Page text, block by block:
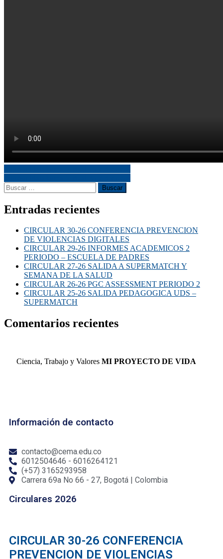
Entradas recientes
CIRCULAR 30-26 CONFERENCIA PREVENCION
DE VIOLENCIAS DIGITALES
CIRCULAR 29-26 INFORMES ACADEMICOS 2
PERIODO – ESCUELA DE PADRES
CIRCULAR 27-26 SALIDA A SUPERMATCH Y
SEMANA DE LA SALUD
CIRCULAR 26-26 PGC ASSESSMENT PERIODO 2
CIRCULAR 25-26 SALIDA PEDAGOGICA UDS –
SUPERMATCH
Comentarios recientes
Ciencia, Trabajo y Valores MI PROYECTO DE VIDA
Información de contacto
contacto@cema.edu.co
6012504646 - 6016264121
(+57) 3165293958
Carrera 69a No 66 - 27, Bogotá | Colombia
Circulares 2026
CIRCULAR 30-26 CONFERENCIA
PREVENCION DE VIOLENCIAS